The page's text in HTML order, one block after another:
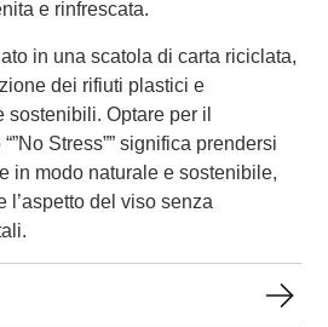
e rinfrescata.
in una scatola di carta riciclata,
dei rifiuti plastici e
Optare per il
Stress”” significa prendersi
in modo naturale e sostenibile,
l’aspetto del viso senza